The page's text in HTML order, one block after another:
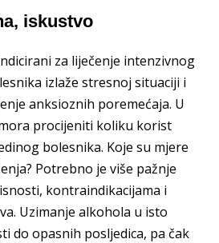
iskustvo
za liječenje intenzivnog
izlaže stresnoj situaciji i
anksioznih poremećaja. U
procijeniti koliku korist
bolesnika. Koje su mjere
Potrebno je više pažnje
kontraindikacijama i
Uzimanje alkohola u isto
do opasnih posljedica, pa čak